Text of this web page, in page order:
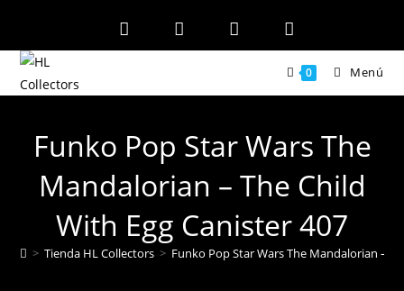
contenido
0 Menú
Funko Pop Star Wars The
Mandalorian – The Child
With Egg Canister 407
> Tienda HL Collectors > Funko Pop Star Wars The Mandalorian –